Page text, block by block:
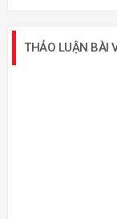
THẢO LUẬN BÀI